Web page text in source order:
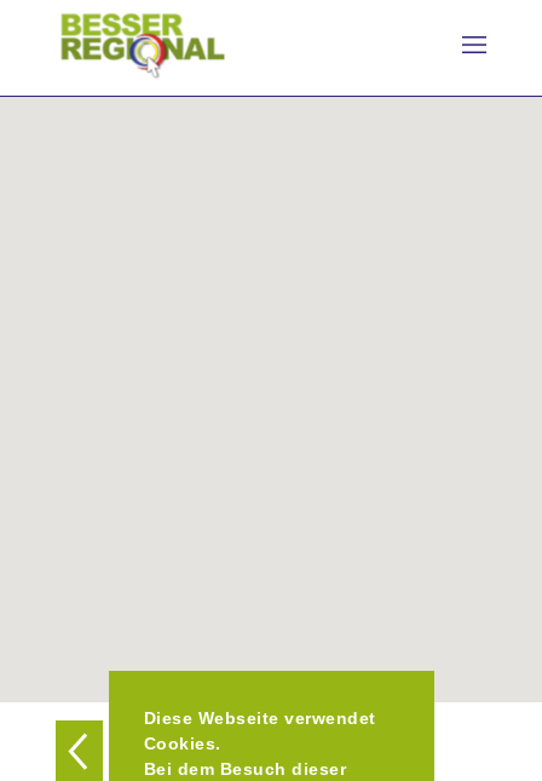
Diese Webseite verwendet
Cookies.
Bei dem Besuch dieser
Zurück zur Übersicht